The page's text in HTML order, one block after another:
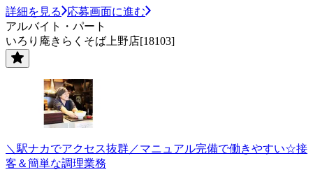
詳細を見る
応募画面に進む
アルバイト・パート
いろり庵きらくそば上野店[18103]
＼駅ナカでアクセス抜群／マニュアル完備で働きやすい☆接
客＆簡単な調理業務